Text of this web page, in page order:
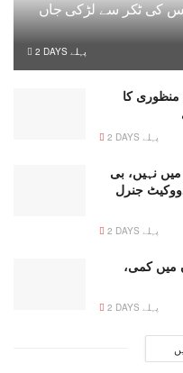
کی ٹکر سے لڑکی جاں
2 DAYS پہلے
منظوری کا
2 DAYS پہلے
نہیں، بی
جنرل
2 DAYS پہلے
میں کمی،
2 DAYS پہلے